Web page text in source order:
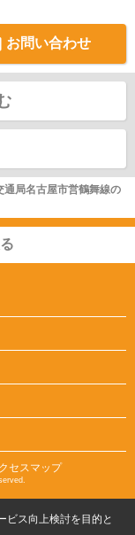
お問い合わせ
通局名古屋市営鶴舞線の
セスマップ
ビス向上検討を目的と